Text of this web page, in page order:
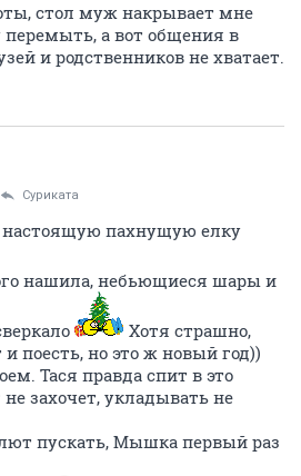
стол муж накрывает мне
перемыть, а вот общения в
и родственников не хватает.
Суриката
пахнущую елку
нашила, небьющиеся шары и
Хотя страшно,
и поесть, но это ж новый год))
Тася правда спит в это
захочет, укладывать не
пускать, Мышка первый раз